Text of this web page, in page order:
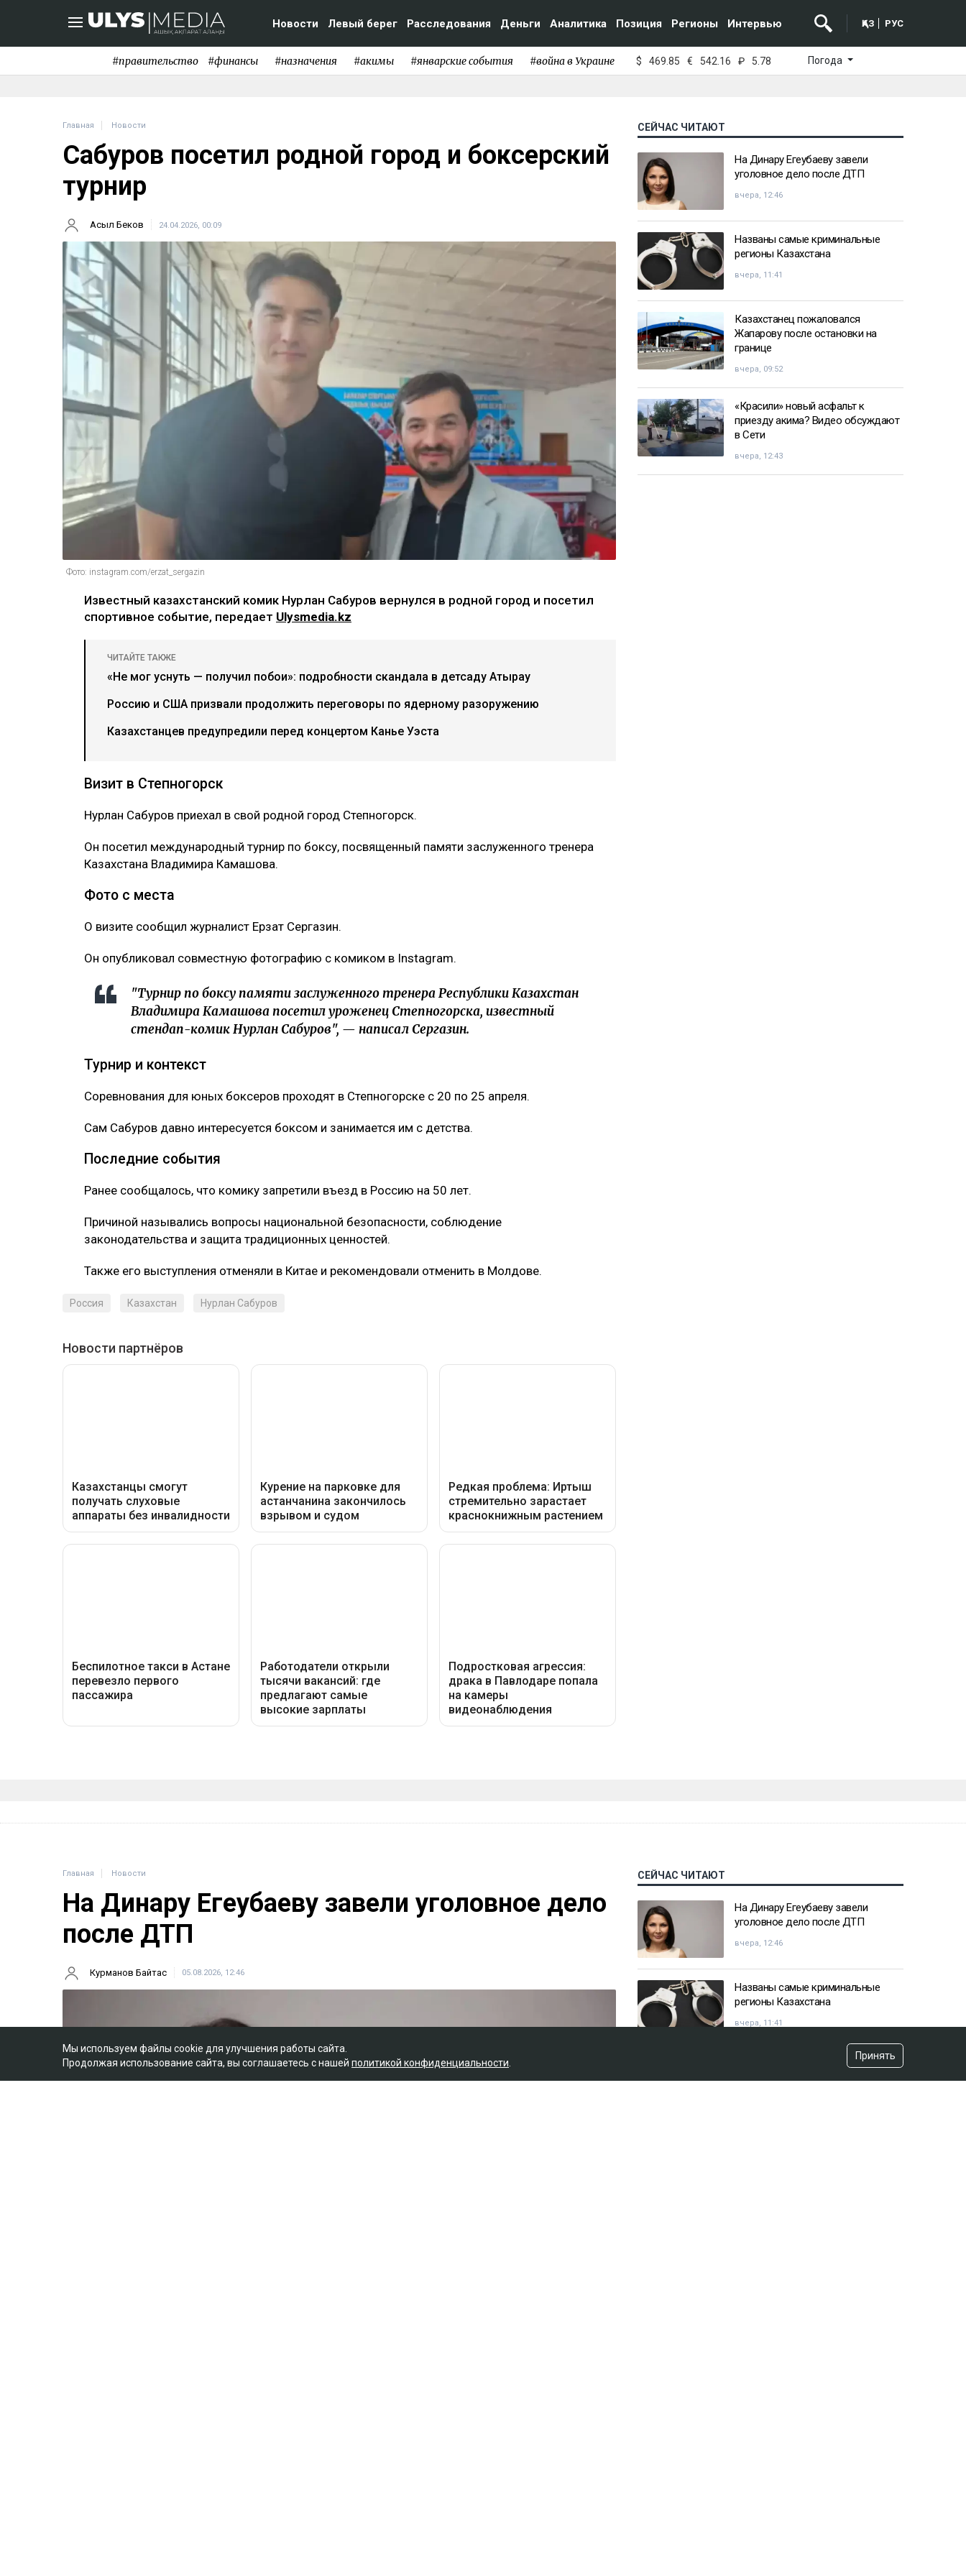
Новости Левый берег Расследования Деньги Аналитика Позиция Регионы Интервью ҚАЗ РУС
#правительство #финансы #назначения #акимы #январские события #война в Украине $ 469.85 € 542.16 ₽ 5.78 Погода
Главная Новости
Сабуров посетил родной город и боксерский
турнир
Асыл Беков 24.04.2026, 00:09
Фото: instagram.com/erzat_sergazin
Известный казахстанский комик Нурлан Сабуров вернулся в родной город и посетил
спортивное событие, передает Ulysmedia.kz
ЧИТАЙТЕ ТАКЖЕ
«Не мог уснуть — получил побои»: подробности скандала в детсаду Атырау
Россию и США призвали продолжить переговоры по ядерному разоружению
Казахстанцев предупредили перед концертом Канье Уэста
Визит в Степногорск
Нурлан Сабуров приехал в свой родной город Степногорск.
Он посетил международный турнир по боксу, посвященный памяти заслуженного тренера
Казахстана Владимира Камашова.
Фото с места
О визите сообщил журналист Ерзат Сергазин.
Он опубликовал совместную фотографию с комиком в Instagram.
"Турнир по боксу памяти заслуженного тренера Республики Казахстан
Владимира Камашова посетил уроженец Степногорска, известный
стендап-комик Нурлан Сабуров", — написал Сергазин.
Турнир и контекст
Соревнования для юных боксеров проходят в Степногорске с 20 по 25 апреля.
Сам Сабуров давно интересуется боксом и занимается им с детства.
Последние события
Ранее сообщалось, что комику запретили въезд в Россию на 50 лет.
Причиной назывались вопросы национальной безопасности, соблюдение
законодательства и защита традиционных ценностей.
Также его выступления отменяли в Китае и рекомендовали отменить в Молдове.
Россия Казахстан Нурлан Сабуров
СЕЙЧАС ЧИТАЮТ
На Динару Егеубаеву завели
уголовное дело после ДТП
вчера, 12:46
Названы самые криминальные
регионы Казахстана
вчера, 11:41
Казахстанец пожаловался
Жапарову после остановки на
границе
вчера, 09:52
«Красили» новый асфальт к
приезду акима? Видео обсуждают
в Сети
вчера, 12:43
Главная Новости
На Динару Егеубаеву завели уголовное дело
после ДТП
Курманов Байтас 05.08.2026, 12:46
СЕЙЧАС ЧИТАЮТ
На Динару Егеубаеву завели
уголовное дело после ДТП
вчера, 12:46
Названы самые криминальные
регионы Казахстана
вчера, 11:41
Казахстанец пожаловался
Жапарову после остановки на
Мы используем файлы cookie для улучшения работы сайта.
Продолжая использование сайта, вы соглашаетесь с нашей политикой конфиденциальности
Принять